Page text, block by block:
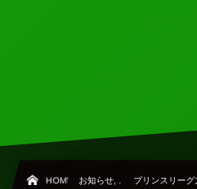
HOME お知らせ, … プリンスリー